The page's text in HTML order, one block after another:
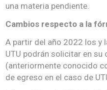
una materia pendiente.
Cambios respecto a la
A partir del año 2022 los y
UTU podrán solicitar en
(anteriormente conocido
de egreso en el caso de